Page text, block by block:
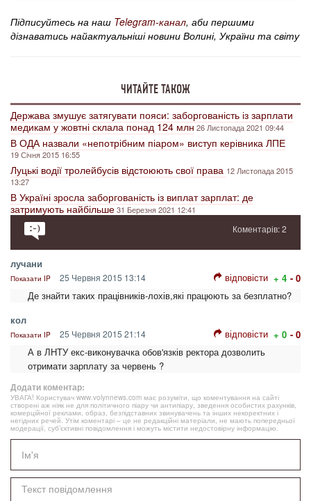
Підписуйтесь на наш Telegram-канал, аби першими
дізнаватись найактуальніші новини Волині, України та світу
ЧИТАЙТЕ ТАКОЖ
Держава змушує затягувати пояси: заборгованість із зарплати
медикам у жовтні склала понад 124 млн26 Листопада 2021 09:44
В ОДА назвали «непотрібним піаром» виступ керівника ЛПЕ
19 Січня 2015 16:55
Луцькі водії тролейбусів відстоюють свої права 12 Листопада 2015
13:27
В Україні зросла заборгованість із виплат зарплат: де
затримують найбільше31 Березня 2021 12:41
Коментарів: 2
лучани
Показати IP 25 Червня 2015 13:14 відповісти + 4 - 0
Де знайти таких працівників-лохів,які працюють за безплатно?
кол
Показати IP 25 Червня 2015 21:14 відповісти + 0 - 0
А в ЛНТУ екс-виконувачка обов'язків ректора дозволить
отримати зарплату за червень ?
Додати коментар:
УВАГА! Користувач www.volynnews.com має розуміти, що коментування на сайті
створені аж ніяк не для політичного піару чи антипіару, зведення особистих рахунків,
комерційної реклами, образ, безпідставних звинувачень та інших некоректних і
негідних речей. Утім коментарі – це не редакційні матеріали, не мають попередньої
модерації, суб’єктивні повідомлення і можуть містити недостовірну інформацію.